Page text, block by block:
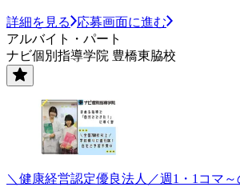
詳細を見る
応募画面に進む
アルバイト・パート
ナビ個別指導学院 豊橋東脇校
＼健康経営認定優良法人／週1・1コマ